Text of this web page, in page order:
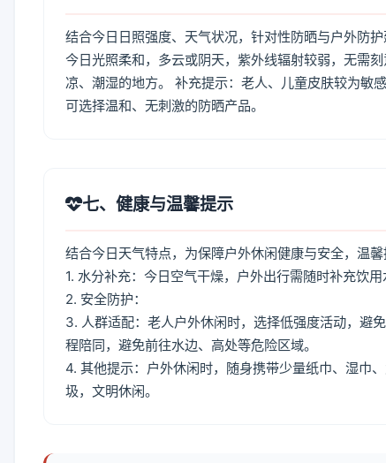
结合今日日照强度、天气状况，针对性防晒与户外防
今日光照柔和，多云或阴天，紫外线辐射较弱，无需
凉、潮湿的地方。 补充提示：老人、儿童皮肤较为敏
可选择温和、无刺激的防晒产品。
七、健康与温馨提示
结合今日天气特点，为保障户外休闲健康与安全，温馨
1. 水分补充：今日空气干燥，户外出行需随时补充饮
2. 安全防护：
3. 人群适配：老人户外休闲时，选择低强度活动，避
程陪同，避免前往水边、高处等危险区域。
4. 其他提示：户外休闲时，随身携带少量纸巾、湿巾
圾，文明休闲。